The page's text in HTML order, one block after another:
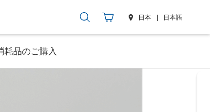
日本 日本語
耗品のご購入